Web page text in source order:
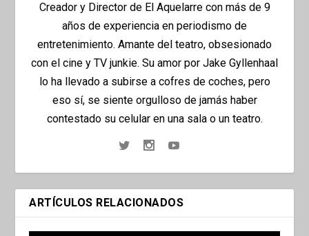
Creador y Director de El Aquelarre con más de 9
años de experiencia en periodismo de
entretenimiento. Amante del teatro, obsesionado
con el cine y TV junkie. Su amor por Jake Gyllenhaal
lo ha llevado a subirse a cofres de coches, pero
eso sí, se siente orgulloso de jamás haber
contestado su celular en una sala o un teatro.
ARTÍCULOS RELACIONADOS